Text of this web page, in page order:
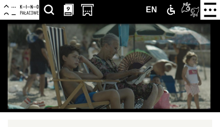
Nawigacja
SZUKAJ
ARTYKUŁÓW,
PODSTRON,
WYDARZEŃ,
LUDZI,
PARTNERÓW
PRZESCROLLUJ
SEKCJI
KALENDARZA
WYDARZEŃ
9 OTWÓRZ
STRONĘ
Z
KUPNEM
BILETÓW
W
9 ENGLISH
VERSION
EN ZAMEK
DLA PJM
ONLINE
menu
Centrum
Kultury
Zamek
-
strona
główna